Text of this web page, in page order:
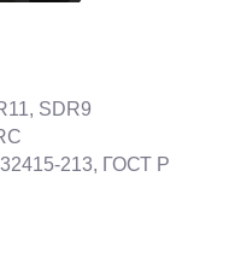
SDR9
213, ГОСТ Р